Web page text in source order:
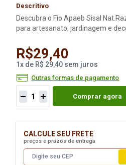
Descritivo
Descubra o Fio Apaeb Sisal
para artesanato, jardinagem e
R$29,40
1x de R$ 29,40 sem juros
Outras formas de pagamento
Comprar agora
CALCULE SEU FRETE
preços e prazos de entrega